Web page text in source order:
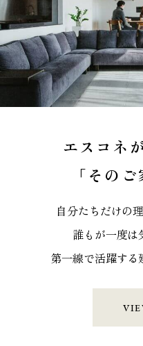
エスコネ
「その
自分たちだけの
誰もが一度は
第一線で活躍する